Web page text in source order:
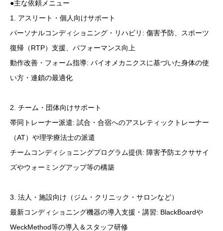
●主な依頼メニュー
1. アスリート・個人向けサポート
パーソナルコンディショニング・リハビリ: 傷害予防、スポーツ
復帰（RTP）支援、パフォーマンス向上
動作改善・フォーム指導: バイオメカニクスに基づいた身体の使
い方・連鎖の最適化
2. チーム・団体向けサポート
帯同トレーナー派遣: 試合・合宿へのアスレティックトレーナー
（AT）や理学療法士の派遣
チームコンディショニングプログラム提供: 障害予防エクササイ
ズやウォーミングアップ等の構築
3. 法人・施設向け（ジム・クリニック・サロンなど）
最新コンディショニング機器の導入支援・講習: BlackBoardや
WeckMethod等の導入＆スタッフ研修